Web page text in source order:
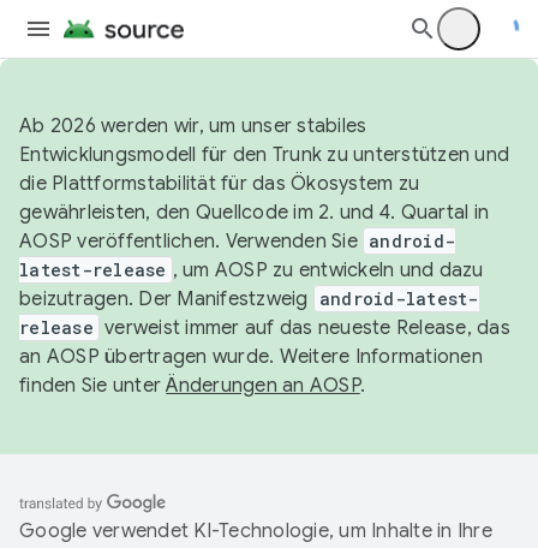
Ab 2026 werden wir, um unser stabiles
Entwicklungsmodell für den Trunk zu unterstützen und
die Plattformstabilität für das Ökosystem zu
gewährleisten, den Quellcode im 2. und 4. Quartal in
AOSP veröffentlichen. Verwenden Sie android-
latest-release , um AOSP zu entwickeln und dazu
beizutragen. Der Manifestzweig
android-latest-
release verweist immer auf das neueste Release, das
an AOSP übertragen wurde. Weitere Informationen
finden Sie unterÄnderungen an AOSP.
Google verwendet KI-Technologie, um Inhalte in Ihre